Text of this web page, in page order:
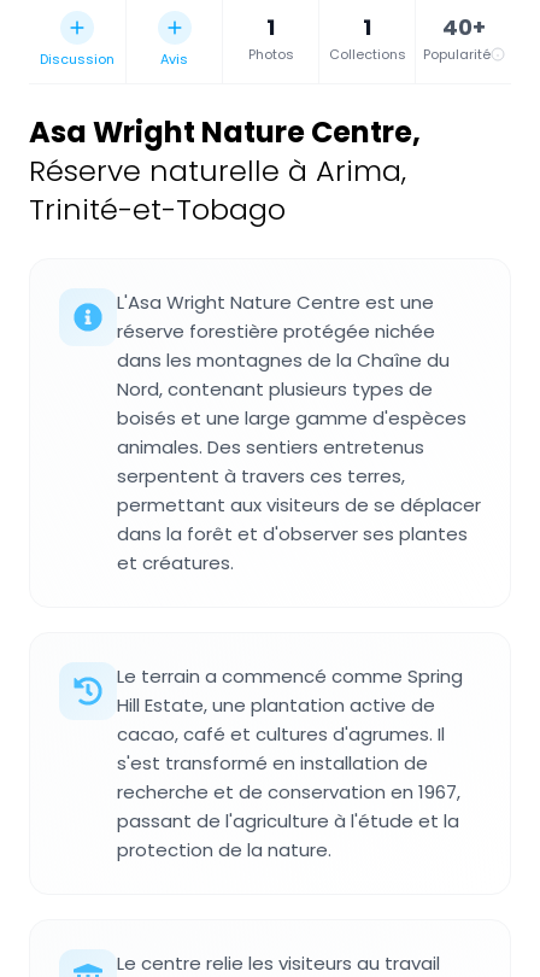
Discussion Avis
1
Photos
1
Collections
40+
Popularité
Asa Wright Nature Centre,
Réserve naturelle à Arima,
Trinité-et-Tobago
L'Asa Wright Nature Centre est une
réserve forestière protégée nichée
dans les montagnes de la Chaîne du
Nord, contenant plusieurs types de
boisés et une large gamme d'espèces
animales. Des sentiers entretenus
serpentent à travers ces terres,
permettant aux visiteurs de se déplacer
dans la forêt et d'observer ses plantes
et créatures.
Le terrain a commencé comme Spring
Hill Estate, une plantation active de
cacao, café et cultures d'agrumes. Il
s'est transformé en installation de
recherche et de conservation en 1967,
passant de l'agriculture à l'étude et la
protection de la nature.
Le centre relie les visiteurs au travail